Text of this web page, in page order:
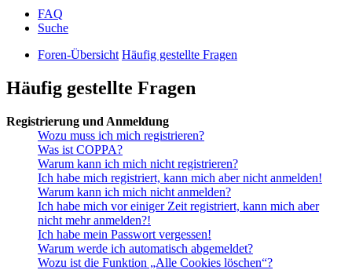
FAQ
Suche
Foren-Übersicht Häufig gestellte Fragen
Häufig gestellte Fragen
Registrierung und Anmeldung
Wozu muss ich mich registrieren?
Was ist COPPA?
Warum kann ich mich nicht registrieren?
Ich habe mich registriert, kann mich aber nicht anmelden!
Warum kann ich mich nicht anmelden?
Ich habe mich vor einiger Zeit registriert, kann mich aber
nicht mehr anmelden?!
Ich habe mein Passwort vergessen!
Warum werde ich automatisch abgemeldet?
Wozu ist die Funktion „Alle Cookies löschen“?